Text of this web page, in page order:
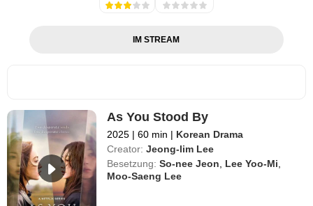
IM STREAM
As You Stood By
2025 | 60 min | Korean Drama
Creator: Jeong-lim Lee
Besetzung: So-nee Jeon, Lee Yoo-Mi,
Moo-Saeng Lee